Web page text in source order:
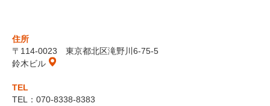
住所
〒114-0023 東京都北区滝野川6-75-5
鈴木ビル
TEL
TEL：070-8338-8383